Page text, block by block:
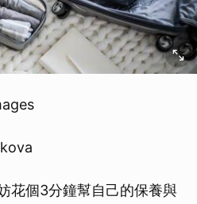
花個3分鐘幫自己的保養與